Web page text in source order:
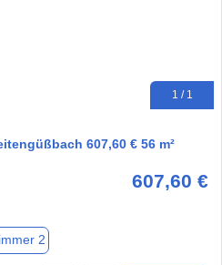
1 / 1
607,60 € 56 m²
607,60 €
2